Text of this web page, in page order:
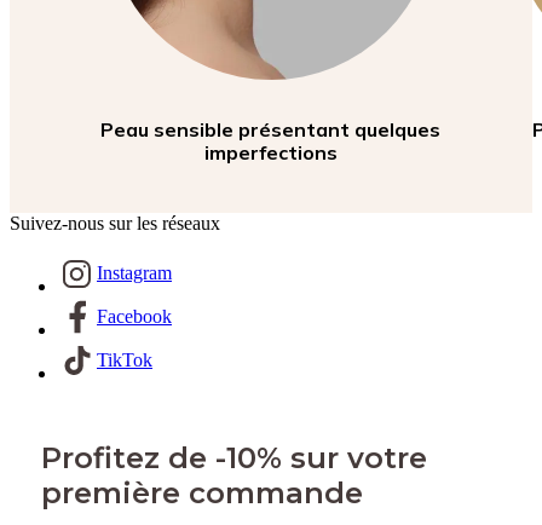
Peau sensible présentant quelques
imperfections
Suivez-nous sur les réseaux
Instagram
Facebook
TikTok
Profitez de -10% sur votre
première commande